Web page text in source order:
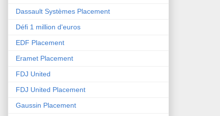
Dassault Systèmes Placement
Défi 1 million d'euros
EDF Placement
Eramet Placement
FDJ United
FDJ United Placement
Gaussin Placement